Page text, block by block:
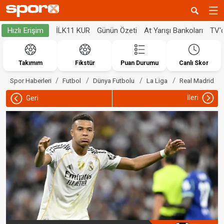
Hızlı Erişim İLK11 KUR Günün Özeti At Yarışı Bankoları
Takımım Fikstür Puan Durumu Canlı Skor
Spor Haberleri Futbol Dünya Futbolu La Liga Real Madrid
Geri İleri